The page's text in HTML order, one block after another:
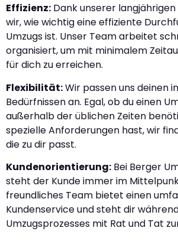
Effizienz: Dank unserer
wir, wie wichtig eine effiziente
Umzugs ist. Unser Team arbeitet
organisiert, um mit minimalem
für dich zu erreichen.
Flexibilität:Wir passen uns deinen
Bedürfnissen an. Egal, ob du einen
außerhalb der üblichen Zeiten
spezielle Anforderungen hast, wir
die zu dir passt.
Kundenorientierung: Bei Berger
steht der Kunde immer im
freundliches Team bietet einen
Kundenservice und steht dir
Umzugsprozesses mit Rat und Tat